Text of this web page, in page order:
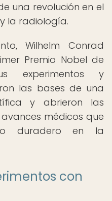
una revolución en el
la radiología.
Wilhelm Conrad
Premio Nobel de
experimentos y
las bases de una
y abrieron las
médicos que
duradero en la
con